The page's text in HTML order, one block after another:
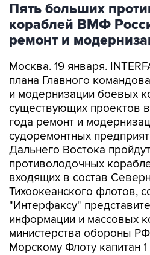
Пять больших
кораблей ВМФ
ремонт и
Москва. 19 января.
плана Главного
и модернизации боевых
существующих проектов
года ремонт и
судоремонтных
Дальнего Востока
противолодочных
входящих в состав
Тихоокеанского флотов,
"Интерфаксу"
информации и массовых
министерства обороны
Морскому Флоту капитан